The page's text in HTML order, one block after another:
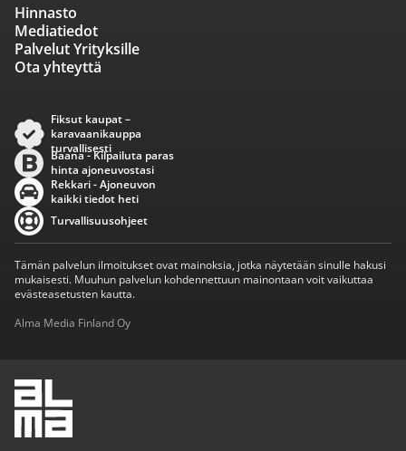
Hinnasto
Mediatiedot
Palvelut Yrityksille
Ota yhteyttä
Fiksut kaupat –
karavaanikauppa
turvallisesti
Baana - Kilpailuta paras
hinta ajoneuvostasi
Rekkari - Ajoneuvon
kaikki tiedot heti
Turvallisuusohjeet
Tämän palvelun ilmoitukset ovat mainoksia, jotka näytetään sinulle hakusi
mukaisesti. Muuhun palvelun kohdennettuun mainontaan voit vaikuttaa
evästeasetusten kautta.
Alma Media Finland Oy